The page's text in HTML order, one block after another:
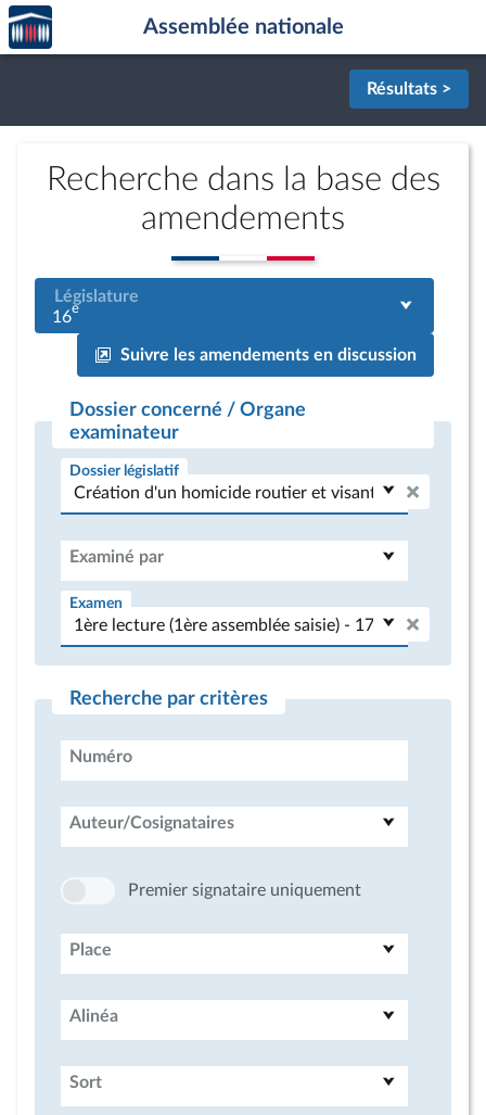
Aller au contenu
Aller en bas de la page
Accèder
à la
page
Assemblée nationale
Résultats >
Recherche dans la base des
amendements
Législature
16e
Suivre les amendements en discussion
Dossier concerné / Organe
examinateur
Dossier législatif
Examiné par
Examen
Recherche par critères
Numéro
Auteur/Cosignataires
Premier signataire uniquement
Place
Alinéa
Sort